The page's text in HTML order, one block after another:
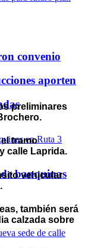
convenio
aporten
banquinas
preliminares
tramo
calle Laprida.
vehicular
también será
calzada sobre